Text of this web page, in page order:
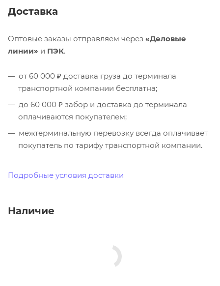
Доставка
Оптовые заказы отправляем через «Деловые
линии» и ПЭК.
от 60 000 ₽ доставка груза до терминала
транспортной компании бесплатна;
до 60 000 ₽ забор и доставка до терминала
оплачиваются покупателем;
межтерминальную перевозку всегда оплачивает
покупатель по тарифу транспортной компании.
Подробные условия доставки
Наличие